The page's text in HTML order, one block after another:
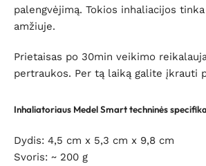
palengvėjimą. Tokios inhaliacijos
amžiuje.
Prietaisas po 30min veikimo
pertraukos. Per tą laiką galite įkrauti
Inhaliatoriaus Medel Smart techninės
Dydis: 4,5 cm x 5,3 cm x 9,8 cm
Svoris: ~ 200 g